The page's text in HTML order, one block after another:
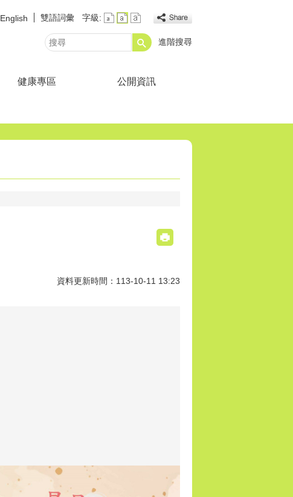
English 雙語詞彙 字級:
搜
進階搜尋
健康專區 公開資訊
資料更新時間：113-10-11 13:23